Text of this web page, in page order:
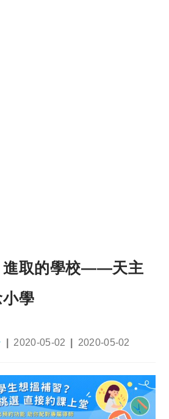
進取的學校——天主
學
Post
2020-05-02
Post
2020-05-02